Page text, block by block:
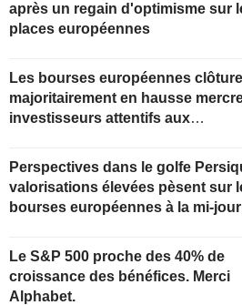
après un regain d'optimisme sur
places européennes
Les bourses européennes
majoritairement en hausse
investisseurs attentifs aux
Perspectives dans le golfe
valorisations élevées pèsent sur
bourses européennes à la mi-
Le S&P 500 proche des 40% de
croissance des bénéfices. Merci
Alphabet.